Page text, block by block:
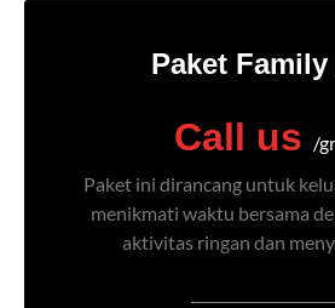
Paket
Call us /
Paket ini dirancang untuk
menikmati waktu bersama
aktivitas ringan dan